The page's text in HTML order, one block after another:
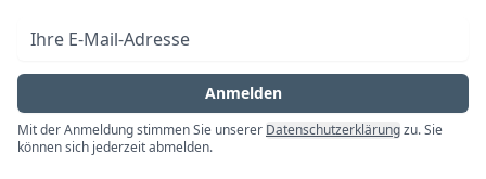
Impressum
E-Mail-Adresse
Anmelden
Mit der Anmeldung stimmen Sie unserer Datenschutzerklärungzu. Sie
können sich jederzeit abmelden.